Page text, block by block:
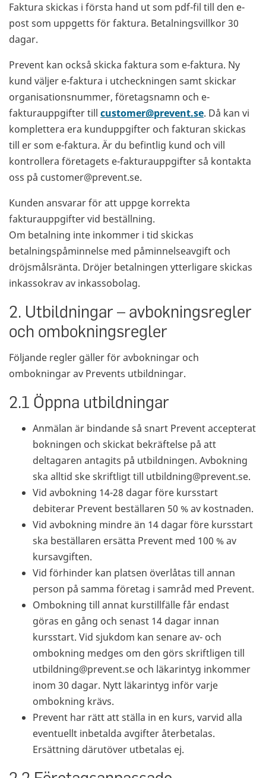
Faktura skickas i första hand ut som pdf-fil till den e-
post som uppgetts för faktura. Betalningsvillkor 30
dagar.
Prevent kan också skicka faktura som e-faktura. Ny
kund väljer e-faktura i utcheckningen samt skickar
organisationsnummer, företagsnamn och e-
fakturauppgifter till customer@prevent.se. Då kan vi
komplettera era kunduppgifter och fakturan skickas
till er som e-faktura. Är du befintlig kund och vill
kontrollera företagets e-fakturauppgifter så kontakta
oss på customer@prevent.se.
Kunden ansvarar för att uppge korrekta
fakturauppgifter vid beställning.
Om betalning inte inkommer i tid skickas
betalningspåminnelse med påminnelseavgift och
dröjsmålsränta. Dröjer betalningen ytterligare skickas
inkassokrav av inkassobolag.
2. Utbildningar – avbokningsregler
och ombokningsregler
Följande regler gäller för avbokningar och
ombokningar av Prevents utbildningar.
2.1 Öppna utbildningar
Anmälan är bindande så snart Prevent accepterat
bokningen och skickat bekräftelse på att
deltagaren antagits på utbildningen. Avbokning
ska alltid ske skriftligt till utbildning@prevent.se.
Vid avbokning 14-28 dagar före kursstart
debiterar Prevent beställaren 50 % av kostnaden.
Vid avbokning mindre än 14 dagar före kursstart
ska beställaren ersätta Prevent med 100 % av
kursavgiften.
Vid förhinder kan platsen överlåtas till annan
person på samma företag i samråd med Prevent.
Ombokning till annat kurstillfälle får endast
göras en gång och senast 14 dagar innan
kursstart. Vid sjukdom kan senare av- och
ombokning medges om den görs skriftligen till
utbildning@prevent.se och läkarintyg inkommer
inom 30 dagar. Nytt läkarintyg inför varje
ombokning krävs.
Prevent har rätt att ställa in en kurs, varvid alla
eventuellt inbetalda avgifter återbetalas.
Ersättning därutöver utbetalas ej.